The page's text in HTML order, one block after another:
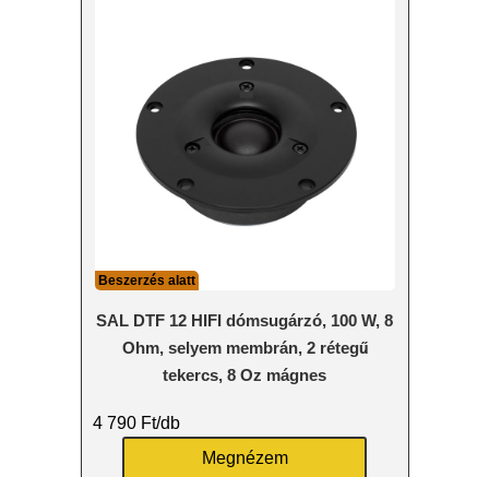
Beszerzés alatt
SAL DTF 12 HIFI dómsugárzó, 100 W, 8
Ohm, selyem membrán, 2 rétegű
tekercs, 8 Oz mágnes
4 790 Ft/db
Megnézem